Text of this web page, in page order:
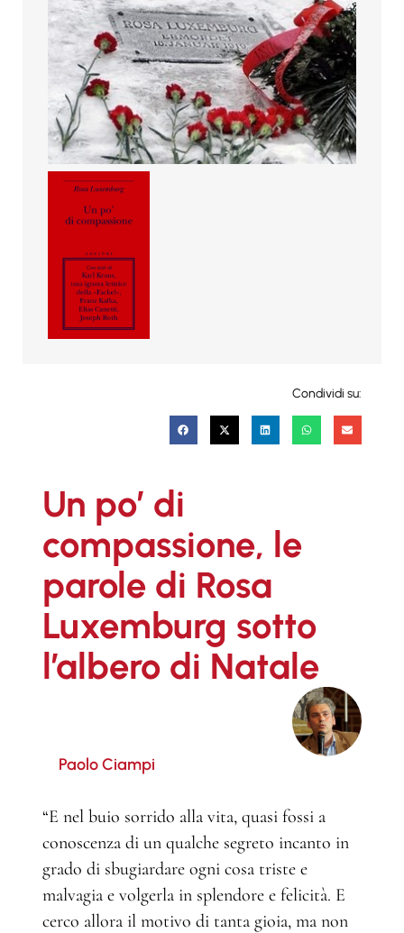
Condividi su:
Un po’ di
compassione, le
parole di Rosa
Luxemburg sotto
l’albero di Natale
Paolo Ciampi
“E nel buio sorrido alla vita, quasi fossi a
conoscenza di un qualche segreto incanto in
grado di sbugiardare ogni cosa triste e
malvagia e volgerla in splendore e felicità. E
cerco allora il motivo di tanta gioia, ma non